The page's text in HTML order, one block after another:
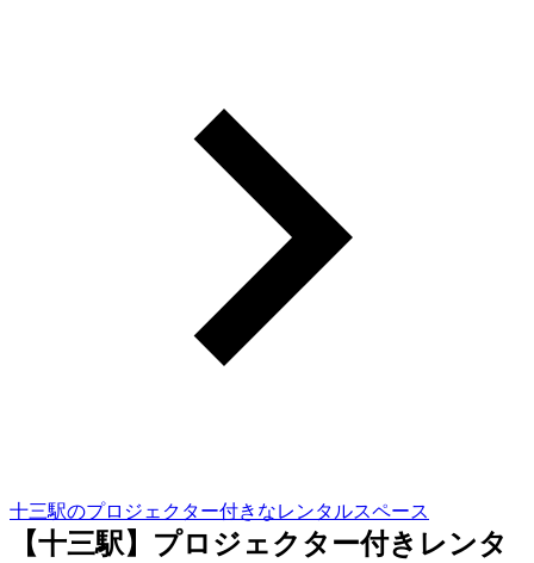
十三駅のプロジェクター付きなレンタルスペース
【十三駅】プロジェクター付きレンタ